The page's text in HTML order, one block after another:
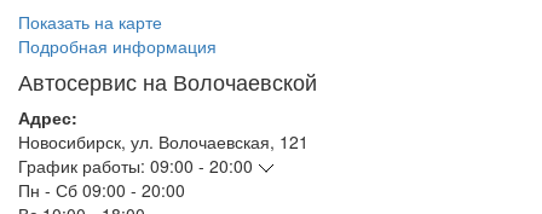
Показать на карте
Подробная информация
Автосервис на Волочаевской
Адрес:
Новосибирск, ул. Волочаевская, 121
График работы: 09:00 - 20:00
Пн - Сб 09:00 - 20:00